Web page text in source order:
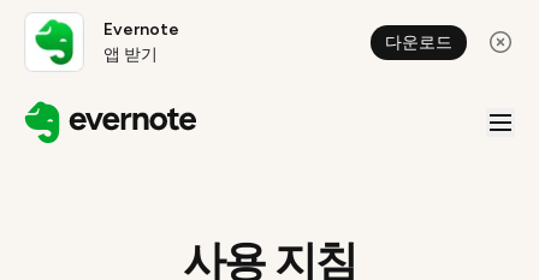
Evernote
앱 받기
다운로드
사용 지침